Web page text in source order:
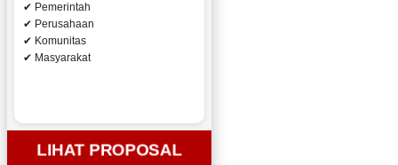
✔ Pemerintah
✔ Perusahaan
✔ Komunitas
✔ Masyarakat
LIHAT PROPOSAL